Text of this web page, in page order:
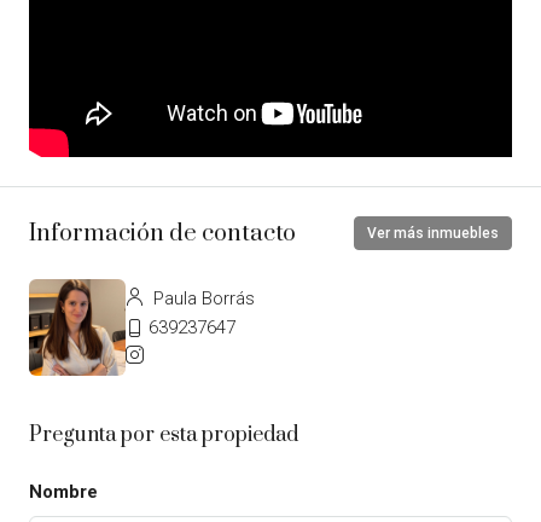
Información de contacto Ver más inmuebles
Paula Borrás
639237647
Pregunta por esta propiedad
Nombre